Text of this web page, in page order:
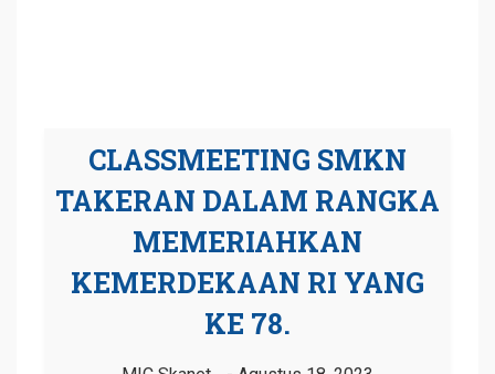
CLASSMEETING SMKN
TAKERAN DALAM RANGKA
MEMERIAHKAN
KEMERDEKAAN RI YANG
KE 78.